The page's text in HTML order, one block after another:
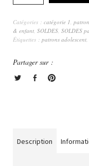
Catégories : catégorie 1,
& enfant, SOLDES, SOLDES
Étiquettes : patrons adolescent,
Partager sur :
Description